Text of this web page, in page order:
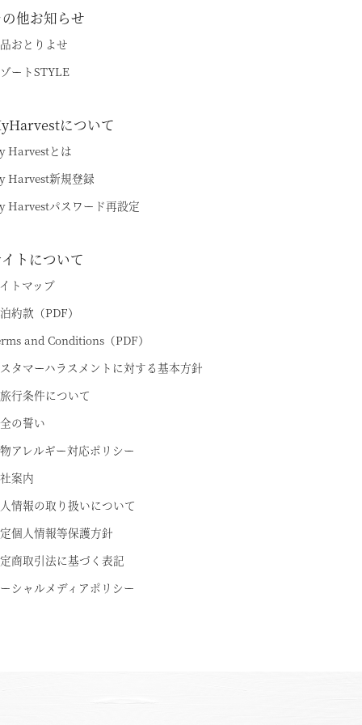
他お知らせ
おとりよせ
ートSTYLE
について
Harvestとは
Harvest新規登録
Harvestパスワード再設定
トについて
トマップ
約款（PDF）
and Conditions（PDF）
タマーハラスメントに対する基本方針
行条件について
の誓い
アレルギー対応ポリシー
案内
情報の取り扱いについて
個人情報等保護方針
商取引法に基づく表記
シャルメディアポリシー